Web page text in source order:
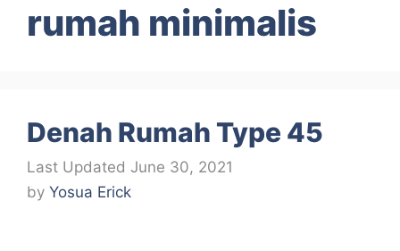
rumah minimalis
Denah Rumah Type 45
June 30, 2021
by Yosua Erick